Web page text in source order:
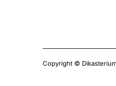
Copyright ©